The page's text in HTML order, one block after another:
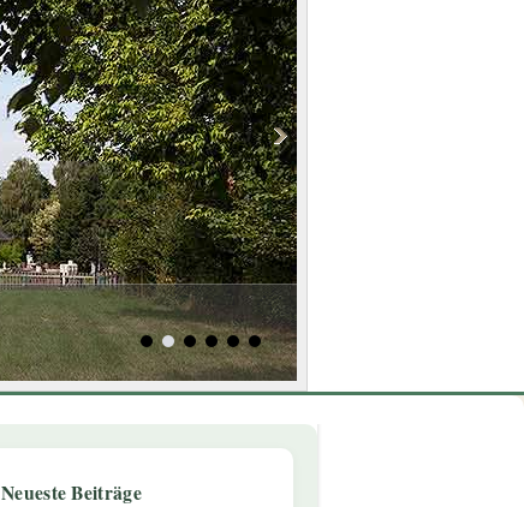
Neueste Beiträge